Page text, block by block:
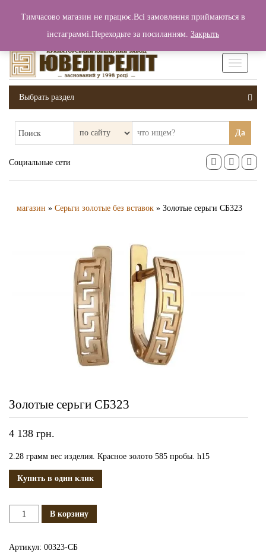
Вход / Регистрация 0 грн.
Выбрать раздел
Поиск Да
Социальные сети
магазин » Серьги золотые без вставок » Золотые серьги СБ323
Золотые серьги СБ323
4 138 грн.
2.28 грамм вес изделия. Красное золото 585 пробы. h15
Купить в один клик
КоличествоВ корзину
Артикул: 00323-СБ
Тимчасово магазин не працює.Всі замовлення приймаються в
інстаграммі.Переходьте за посиланням. Закрыть